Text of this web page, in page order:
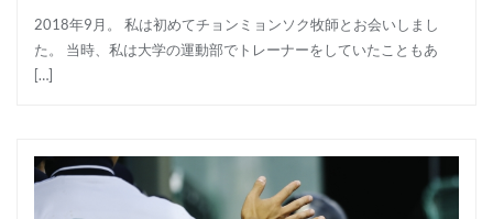
2018年9月。 私は初めてチョンミョンソク牧師とお会いしまし
た。 当時、私は大学の運動部でトレーナーをしていたこともあ
[…]